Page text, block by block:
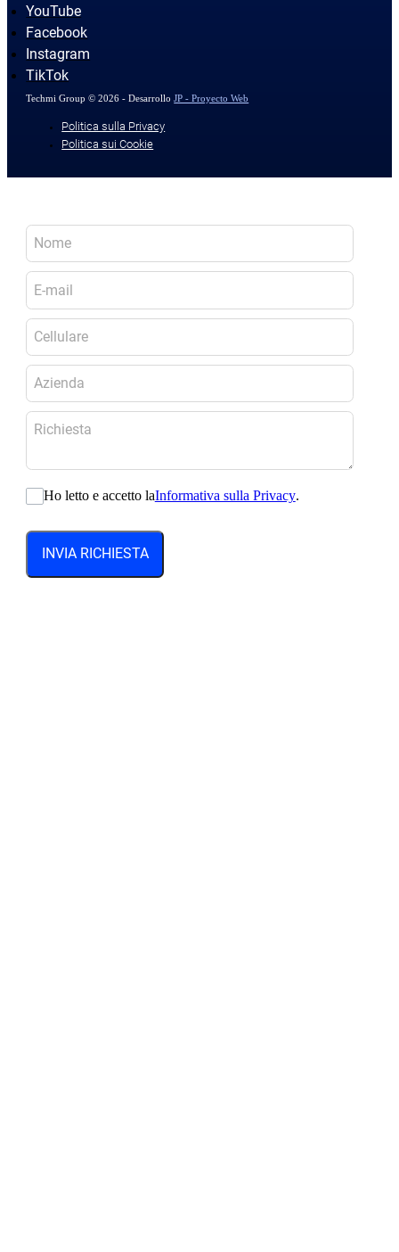
YouTube
Facebook
Instagram
TikTok
Techmi Group © 2026 - DesarrolloJP - Proyecto Web
Politica sulla Privacy
Politica sui Cookie
Ho letto e accetto laInformativa sulla Privacy.
INVIA RICHIESTA